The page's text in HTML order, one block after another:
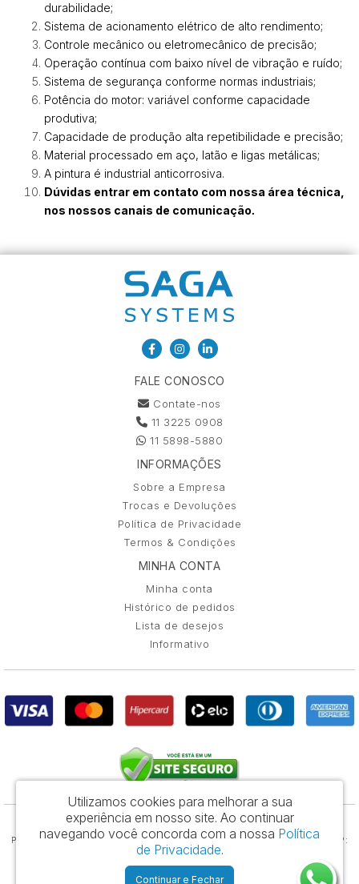
durabilidade;
Sistema de acionamento elétrico de alto rendimento;
Controle mecânico ou eletromecânico de precisão;
Operação contínua com baixo nível de vibração e ruído;
Sistema de segurança conforme normas industriais;
Potência do motor: variável conforme capacidade
produtiva;
Capacidade de produção alta repetibilidade e precisão;
Material processado em aço, latão e ligas metálicas;
A pintura é industrial anticorrosiva.
Dúvidas entrar em contato com nossa área técnica,
nos nossos canais de comunicação.
FALE CONOSCO
Contate-nos
11 3225 0908
11 5898-5880
INFORMAÇÕES
Sobre a Empresa
Trocas e Devoluções
Política de Privacidade
Termos & Condições
MINHA CONTA
Minha conta
Histórico de pedidos
Lista de desejos
Informativo
Saga Systems Produtos Eletrônicos Brasil Ltda - CNPJ: 11.399.853/0001-64
Praça da República 386, 5º. Andar, Cj 53 – República - São Paulo / SP - CEP:
Utilizamos cookies para melhorar a sua
experiência em nosso site. Ao continuar
navegando você concorda com a nossa Política
de Privacidade.
Continuar e Fechar